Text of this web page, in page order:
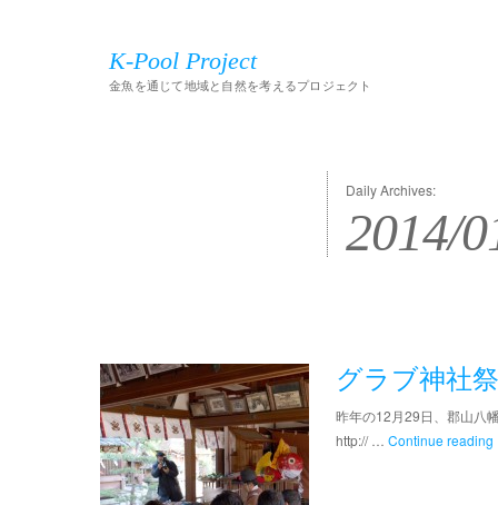
K-Pool Project
金魚を通じて地域と自然を考えるプロジェクト
Daily Archives:
2014/
グラブ神社祭
昨年の12月29日、郡山八
http:// … Continue reading